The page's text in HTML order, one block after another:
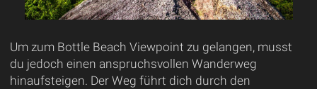
Um zum Bottle Beach Viewpoint zu gelangen, musst
du jedoch einen anspruchsvollen Wanderweg
hinaufsteigen. Der Weg führt dich durch den